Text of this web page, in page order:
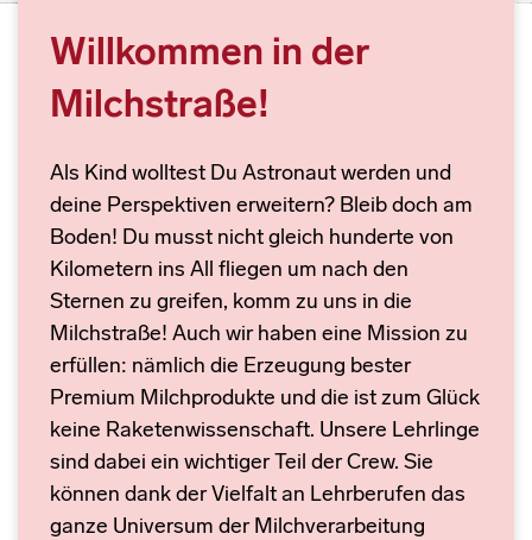
Willkommen in der
Milchstraße!
Als Kind wolltest Du Astronaut werden und
deine Perspektiven erweitern? Bleib doch am
Boden! Du musst nicht gleich hunderte von
Kilometern ins All fliegen um nach den
Sternen zu greifen, komm zu uns in die
Milchstraße! Auch wir haben eine Mission zu
erfüllen: nämlich die Erzeugung bester
Premium Milchprodukte und die ist zum Glück
keine Raketenwissenschaft. Unsere Lehrlinge
sind dabei ein wichtiger Teil der Crew. Sie
können dank der Vielfalt an Lehrberufen das
ganze Universum der Milchverarbeitung